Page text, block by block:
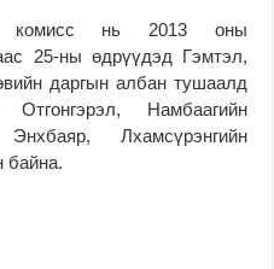
комисс нь 2013 оны
25-ны өдрүүдэд Гэмтэл,
даргын албан тушаалд
Отгонгэрэл, Намбаагийн
Лхамсүрэнгийн
байна.